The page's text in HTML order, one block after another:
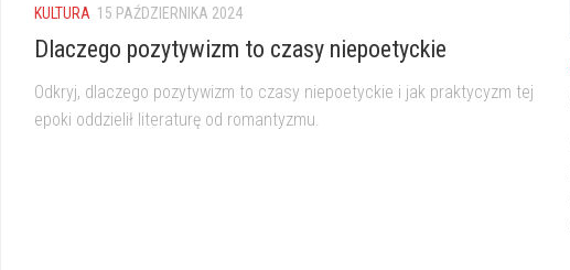
KULTURA 15 PAŹDZIERNIKA 2024
Dlaczego pozytywizm to czasy niepoetyckie
Odkryj, dlaczego pozytywizm to czasy niepoetyckie i jak praktycyzm tej
epoki oddzielił literaturę od romantyzmu.